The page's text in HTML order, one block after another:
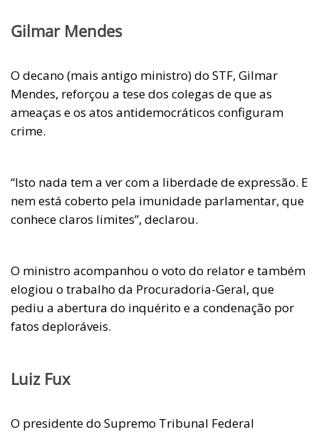
Gilmar Mendes
O decano (mais antigo ministro) do STF, Gilmar
Mendes, reforçou a tese dos colegas de que as
ameaças e os atos antidemocráticos configuram
crime.
“Isto nada tem a ver com a liberdade de expressão. E
nem está coberto pela imunidade parlamentar, que
conhece claros limites”, declarou.
O ministro acompanhou o voto do relator e também
elogiou o trabalho da Procuradoria-Geral, que
pediu a abertura do inquérito e a condenação por
fatos deploráveis.
Luiz Fux
O presidente do Supremo Tribunal Federal